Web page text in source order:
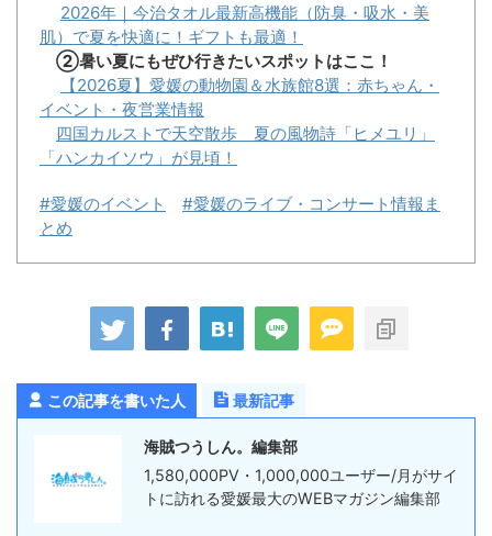
2026年｜今治タオル最新高機能（防臭・吸水・美
肌）で夏を快適に！ギフトも最適！
②暑い夏にもぜひ行きたいスポットはここ！
【2026夏】愛媛の動物園＆水族館8選：赤ちゃん・
イベント・夜営業情報
四国カルストで天空散歩 夏の風物詩「ヒメユリ」
「ハンカイソウ」が見頃！
#愛媛のイベント
#愛媛のライブ・コンサート情報ま
とめ
この記事を書いた人 最新記事
海賊つうしん。編集部
1,580,000PV・1,000,000ユーザー/月がサイ
トに訪れる愛媛最大のWEBマガジン編集部